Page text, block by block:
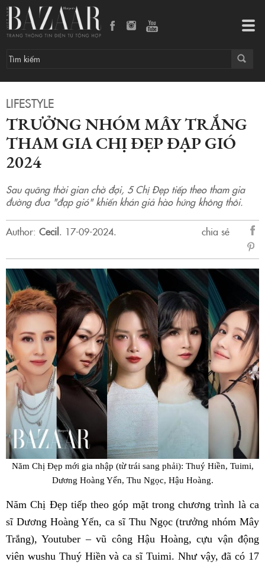
LIFESTYLE
TRƯỞNG NHÓM MÂY TRẮNG
THAM GIA CHỊ ĐẸP ĐẠP GIÓ
2024
Sau quãng thời gian chờ đợi, 5 Chị Đẹp tiếp theo tham gia
đường đua "đạp gió" khiến khán giả hào hứng không thôi.
Author: Cecil. 17-09-2024.
chia sẻ
sẻ
Năm Chị Đẹp mới gia nhập (từ trái sang phải): Thuý Hiền, Tuimi,
Dương Hoàng Yến, Thu Ngọc, Hậu Hoàng.
Năm Chị Đẹp tiếp theo góp mặt trong chương trình là ca
sĩ Dương Hoàng Yến, ca sĩ Thu Ngọc (trưởng nhóm Mây
Trắng), Youtuber – vũ công Hậu Hoàng, cựu vận động
viên wushu Thuý Hiền và ca sĩ Tuimi. Như vậy, đã có 17